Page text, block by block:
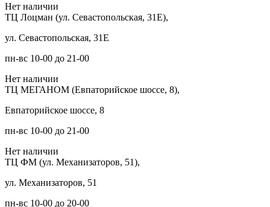
Нет наличии
ТЦ Лоцман (ул. Севастопольская, 31Е),
ул. Севастопольская, 31Е
пн-вс 10-00 до 21-00
Нет наличии
ТЦ МЕГАНОМ (Евпаторийское шоссе, 8),
Евпаторийское шоссе, 8
пн-вс 10-00 до 21-00
Нет наличии
ТЦ ФМ (ул. Механизаторов, 51),
ул. Механизаторов, 51
пн-вс 10-00 до 20-00